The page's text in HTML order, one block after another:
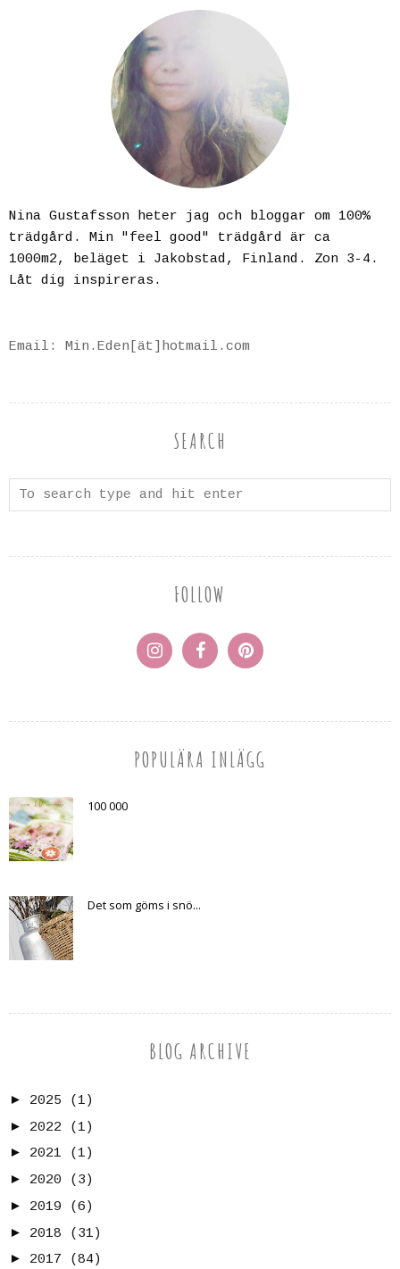
Nina Gustafsson heter jag och bloggar om 100%
trädgård. Min "feel good" trädgård är ca
1000m2, beläget i Jakobstad, Finland. Zon 3-4.
Låt dig inspireras.
Email: Min.Eden[ät]hotmail.com
SEARCH
FOLLOW
POPULÄRA INLÄGG
100 000
Det som göms i snö...
BLOG ARCHIVE
► 2025
(1)
► 2022
(1)
► 2021
(1)
► 2020
(3)
► 2019
(6)
► 2018
(31)
► 2017
(84)